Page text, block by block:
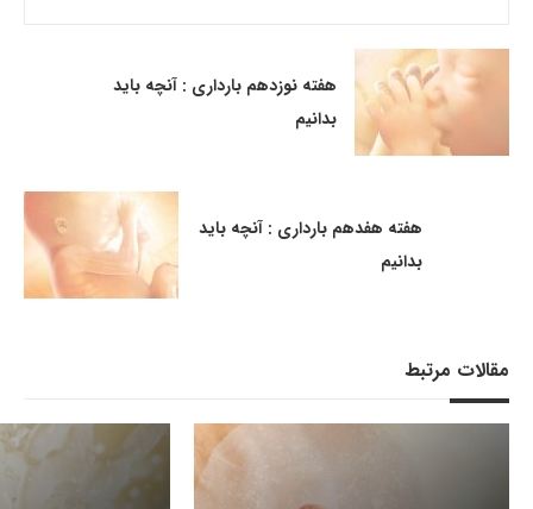
هفته نوزدهم بارداری : آنچه باید
بدانیم
هفته هفدهم بارداری : آنچه باید
بدانیم
مقالات مرتبط